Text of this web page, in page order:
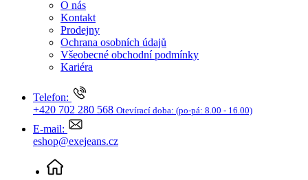
Telefon:
+420 702 280 568
E-mail:
eshop@exejeans.cz
Pro muže